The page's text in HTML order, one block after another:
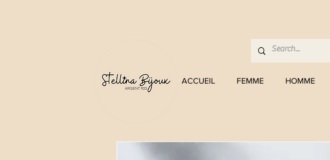
ACCUEIL FEMME HOMME